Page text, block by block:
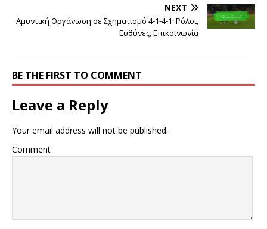
NEXT
Αμυντική Οργάνωση σε Σχηματισμό 4-1-4-1: Ρόλοι,
Ευθύνες, Επικοινωνία
BE THE FIRST TO COMMENT
Leave a Reply
Your email address will not be published.
Comment